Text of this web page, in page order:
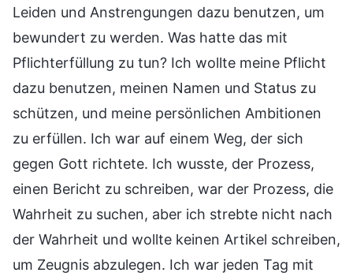
Leiden und Anstrengungen dazu benutzen, um
bewundert zu werden. Was hatte das mit
Pflichterfüllung zu tun? Ich wollte meine Pflicht
dazu benutzen, meinen Namen und Status zu
schützen, und meine persönlichen Ambitionen
zu erfüllen. Ich war auf einem Weg, der sich
gegen Gott richtete. Ich wusste, der Prozess,
einen Bericht zu schreiben, war der Prozess, die
Wahrheit zu suchen, aber ich strebte nicht nach
der Wahrheit und wollte keinen Artikel schreiben,
um Zeugnis abzulegen. Ich war jeden Tag mit